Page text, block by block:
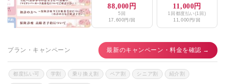
88,000円
5回
17,600円/回
11,000円
1回都度払い(1回)
11,000円/回
プラン・キャンペーン 最新のキャンペーン・料金を確認 →
都度払い可 学割 乗り換え割 ペア割 シニア割 紹介割